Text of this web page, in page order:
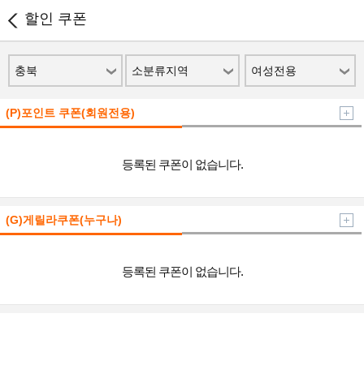
할인 쿠폰
충북 소분류지역 여성전용
(P)포인트 쿠폰(회원전용)
등록된 쿠폰이 없습니다.
(G)게릴라쿠폰(누구나)
등록된 쿠폰이 없습니다.